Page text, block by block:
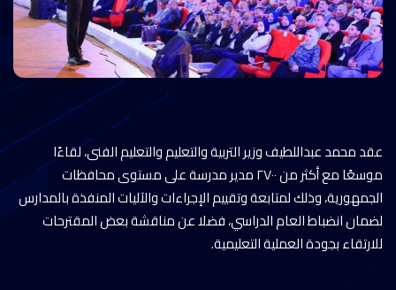
عقد محمد عبداللطيف وزير التربية والتعليم والتعليم الفنى، لقاءًا
موسعًا مع أكثر من ٢٧٠٠ مدير مدرسة على مستوى محافظات
الجمهورية، وذلك لمتابعة وتقييم الإجراءات والآليات المنفذة بالمدارس
لضمان انضباط العام الدراسي، فضلا عن مناقشة بعض المقترحات
للارتقاء بجودة العملية التعليمية.